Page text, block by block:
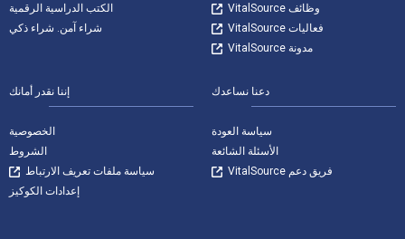
وظائف VitalSource
فعاليات VitalSource
مدونة VitalSource
الكتب الدراسية الرقمية
شراء آمن. شراء ذكي
دعنا نساعدك
سياسة العودة
الأسئلة الشائعة
فريق دعم VitalSource
إننا نقدر أمانك
الخصوصية
الشروط
سياسة ملفات تعريف الارتباط
إعدادات الكوكيز